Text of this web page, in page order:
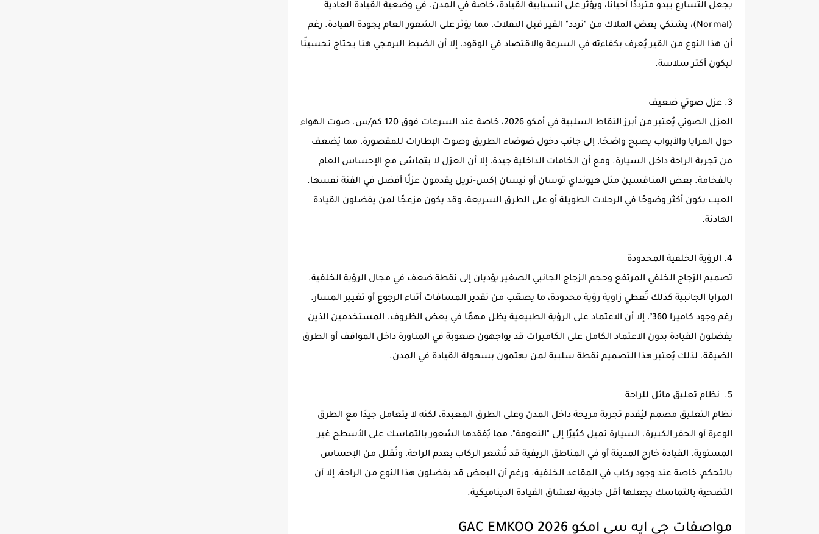
يجعل التسارع يبدو مترددًا أحيانًا، ويؤثر على انسيابية القيادة، خاصة في المدن. في وضعية القيادة العادية
(Normal)، يشتكي بعض الملاك من "تردد" القير قبل النقلات، مما يؤثر على الشعور العام بجودة القيادة. رغم
أن هذا النوع من القير يُعرف بكفاءته في السرعة والاقتصاد في الوقود، إلا أن الضبط البرمجي هنا يحتاج تحسينًا
ليكون أكثر سلاسة.
3. عزل صوتي ضعيف
العزل الصوتي يُعتبر من أبرز النقاط السلبية في أمكو 2026، خاصة عند السرعات فوق 120 كم/س. صوت الهواء
حول المرايا والأبواب يصبح واضحًا، إلى جانب دخول ضوضاء الطريق وصوت الإطارات للمقصورة، مما يُضعف
من تجربة الراحة داخل السيارة. ومع أن الخامات الداخلية جيدة، إلا أن العزل لا يتماشى مع الإحساس العام
بالفخامة. بعض المنافسين مثل هيونداي توسان أو نيسان إكس-تريل يقدمون عزلًا أفضل في الفئة نفسها.
العيب يكون أكثر وضوحًا في الرحلات الطويلة أو على الطرق السريعة، وقد يكون مزعجًا لمن يفضلون القيادة
الهادئة.
4. الرؤية الخلفية المحدودة
تصميم الزجاج الخلفي المرتفع وحجم الزجاج الجانبي الصغير يؤديان إلى نقطة ضعف في مجال الرؤية الخلفية.
المرايا الجانبية كذلك تُعطي زاوية رؤية محدودة، ما يصعّب من تقدير المسافات أثناء الرجوع أو تغيير المسار.
رغم وجود كاميرا 360°، إلا أن الاعتماد على الرؤية الطبيعية يظل مهمًا في بعض الظروف. المستخدمين الذين
يفضلون القيادة بدون الاعتماد الكامل على الكاميرات قد يواجهون صعوبة في المناورة داخل المواقف أو الطرق
الضيقة. لذلك يُعتبر هذا التصميم نقطة سلبية لمن يهتمون بسهولة القيادة في المدن.
5. نظام تعليق مائل للراحة
نظام التعليق مصمم ليُقدم تجربة مريحة داخل المدن وعلى الطرق المعبدة، لكنه لا يتعامل جيدًا مع الطرق
الوعرة أو الحفر الكبيرة. السيارة تميل كثيرًا إلى "النعومة"، مما يُفقدها الشعور بالتماسك على الأسطح غير
المستوية. القيادة خارج المدينة أو في المناطق الريفية قد تُشعر الركاب بعدم الراحة، وتُقلل من الإحساس
بالتحكم، خاصة عند وجود ركاب في المقاعد الخلفية. ورغم أن البعض قد يفضلون هذا النوع من الراحة، إلا أن
التضحية بالتماسك يجعلها أقل جاذبية لعشاق القيادة الديناميكية.
مواصفات جي ايه سي امكو 2026 GAC EMKOO